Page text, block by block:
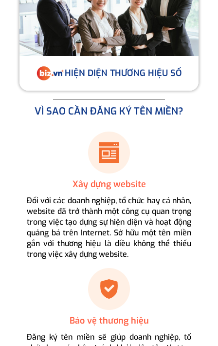
HIỆN DIỆN THƯƠNG HIỆU SỐ
VÌ SAO CẦN ĐĂNG KÝ TÊN MIỀN?
Xây dựng website
Đối với các doanh nghiệp, tổ chức hay cá nhân,
website đã trở thành một công cụ quan trọng
trong việc tạo dựng sự hiện diện và hoạt động
quảng bá trên Internet. Sở hữu một tên miền
gắn với thương hiệu là điều không thể thiếu
trong việc xây dựng website.
Bảo vệ thương hiệu
Đăng ký tên miền sẽ giúp doanh nghiệp, tổ